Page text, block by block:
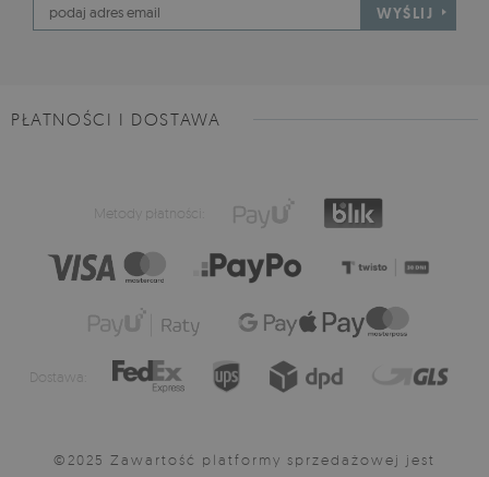
WYŚLIJ
PŁATNOŚCI I DOSTAWA
Metody płatności:
Dostawa:
©2025 Zawartość platformy sprzedażowej jest